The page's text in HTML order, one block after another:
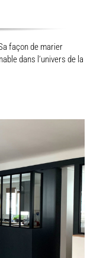
façon de marier
dans l’univers de la